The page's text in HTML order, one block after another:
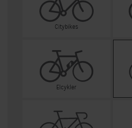
Citybikes
Elcykler